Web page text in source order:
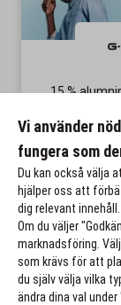
15 %
Till
Vi använder
fungera som
Du kan också välja
hjälper oss att
dig relevant innehåll.
Om du väljer
marknadsföring.
som krävs för att
du själv välja vilka
ändra dina val